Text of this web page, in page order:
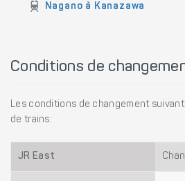
Nagano à Kanazawa
Conditions de
Les conditions de changement
de trains:
JR East